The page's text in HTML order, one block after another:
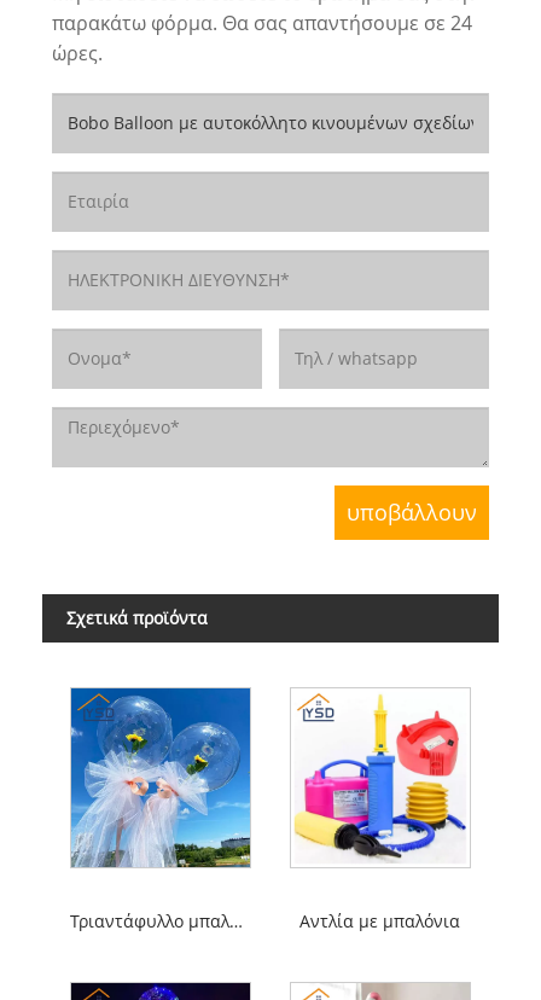
παρακάτω φόρμα. Θα σας απαντήσουμε σε 24
ώρες.
Σχετικά προϊόντα
Τριαντάφυλλο μπαλόνι Αντλία με μπαλόνια